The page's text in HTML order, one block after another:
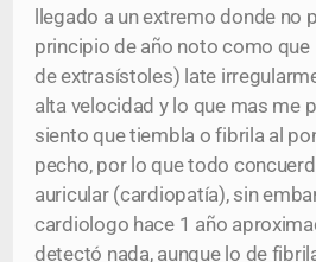
llegado a un extremo donde no
principio de año noto como
de extrasístoles) late
alta velocidad y lo que mas me
siento que tiembla o fibrila al
pecho, por lo que todo
auricular (cardiopatía), sin
cardiologo hace 1 año
detectó nada, aunque lo de